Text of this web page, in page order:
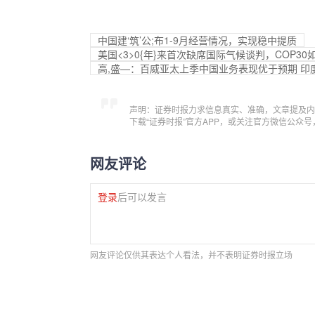
中国建‘筑’公;布1-9月经营情况，实现稳中提质
美国<3>0{年}来首次缺席国际气候谈判，COP30
高,盛—：百威亚太上季中国业务表现优于预期 印
声明：证券时报力求信息真实、准确，文章提及
下载“证券时报”官方APP，或关注官方微信公众
网友评论
登录后可以发言
网友评论仅供其表达个人看法，并不表明证券时报立场